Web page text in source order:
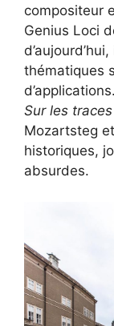
compositeur
Genius Loci
thématiques
Sur les
Mozartsteg
historiques,
absurdes.